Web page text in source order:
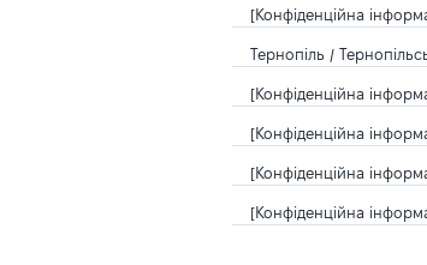
[Конфіденційна
Тернопіль /
[Конфіденційна
[Конфіденційна
[Конфіденційна
[Конфіденційна